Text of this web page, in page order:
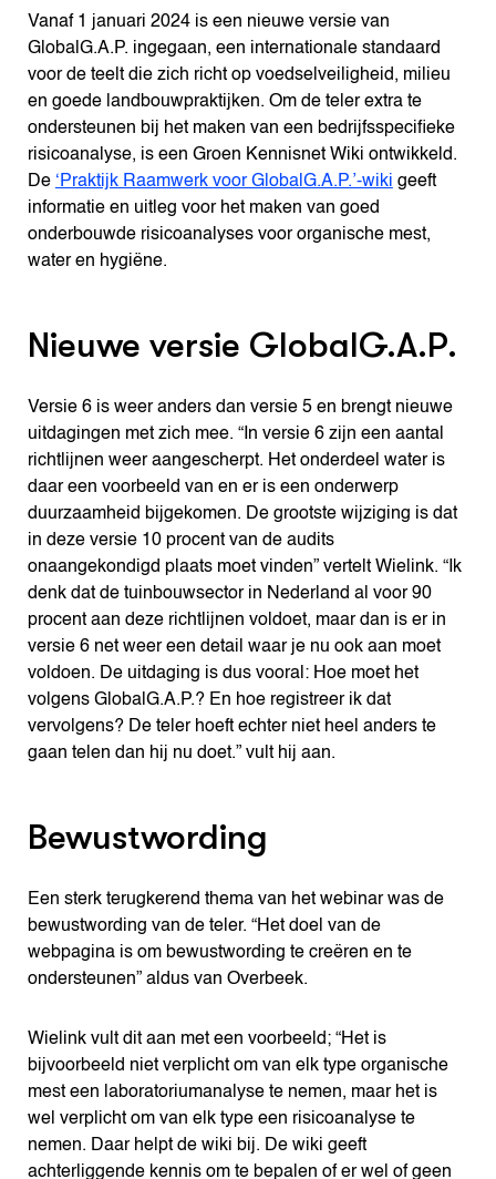
Vanaf 1 januari 2024 is een nieuwe versie van
GlobalG.A.P. ingegaan, een internationale standaard
voor de teelt die zich richt op voedselveiligheid, milieu
en goede landbouwpraktijken. Om de teler extra te
ondersteunen bij het maken van een bedrijfsspecifieke
risicoanalyse, is een Groen Kennisnet Wiki ontwikkeld.
De ‘Praktijk Raamwerk voor GlobalG.A.P.’-wiki geeft
informatie en uitleg voor het maken van goed
onderbouwde risicoanalyses voor organische mest,
water en hygiëne.
Nieuwe versie GlobalG.A.P.
Versie 6 is weer anders dan versie 5 en brengt nieuwe
uitdagingen met zich mee. “In versie 6 zijn een aantal
richtlijnen weer aangescherpt. Het onderdeel water is
daar een voorbeeld van en er is een onderwerp
duurzaamheid bijgekomen. De grootste wijziging is dat
in deze versie 10 procent van de audits
onaangekondigd plaats moet vinden” vertelt Wielink. “Ik
denk dat de tuinbouwsector in Nederland al voor 90
procent aan deze richtlijnen voldoet, maar dan is er in
versie 6 net weer een detail waar je nu ook aan moet
voldoen. De uitdaging is dus vooral: Hoe moet het
volgens GlobalG.A.P.? En hoe registreer ik dat
vervolgens? De teler hoeft echter niet heel anders te
gaan telen dan hij nu doet.” vult hij aan.
Bewustwording
Een sterk terugkerend thema van het webinar was de
bewustwording van de teler. “Het doel van de
webpagina is om bewustwording te creëren en te
ondersteunen” aldus van Overbeek.
Wielink vult dit aan met een voorbeeld; “Het is
bijvoorbeeld niet verplicht om van elk type organische
mest een laboratoriumanalyse te nemen, maar het is
wel verplicht om van elk type een risicoanalyse te
nemen. Daar helpt de wiki bij. De wiki geeft
achterliggende kennis om te bepalen of er wel of geen